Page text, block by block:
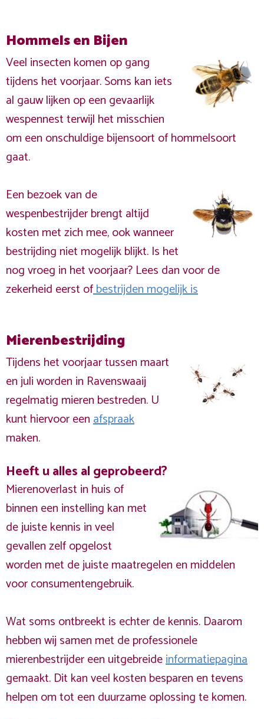
Hommels en Bijen
Veel insecten komen op gang
tijdens het voorjaar. Soms kan iets
al gauw lijken op een gevaarlijk
wespennest terwijl het misschien
om een onschuldige bijensoort of hommelsoort
gaat.
Een bezoek van de
wespenbestrijder brengt altijd
kosten met zich mee, ook wanneer
bestrijding niet mogelijk blijkt. Is het
nog vroeg in het voorjaar? Lees dan voor de
zekerheid eerst ofbestrijden mogelijk is
Mierenbestrijding
Tijdens het voorjaar tussen maart
en juli worden in Ravenswaaij
regelmatig mieren bestreden. U
kunt hiervoor eenafspraak
maken.
Heeft u alles al geprobeerd?
Mierenoverlast in huis of
binnen een instelling kan met
de juiste kennis in veel
gevallen zelf opgelost
worden met de juiste maatregelen en middelen
voor consumentengebruik.
Wat soms ontbreekt is echter de kennis. Daarom
hebben wij samen met de professionele
mierenbestrijder een uitgebreideinformatiepagina
gemaakt. Dit kan veel kosten besparen en tevens
helpen om tot een duurzame oplossing te komen.